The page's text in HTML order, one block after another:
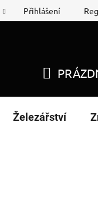
splátkyPřihlášení
KOŠÍK
Železářství